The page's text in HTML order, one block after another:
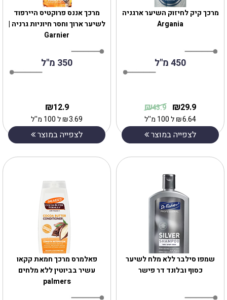
מרכך אננס פרוקטיס היירפוד
לשיער ארוך וחסר חיוניות גרניה |
Garnier
350 מ"ל
12.9
₪
3.69
₪ל 100 מ''ל
לצפייה במוצר
‎מרכך קיק לחיזוק השיער ארגניה
Argania
450 מ"ל
29.9
₪
43.9
₪
6.64
₪ל 100 מ''ל
לצפייה במוצר
‎פאלמרס מרכך חמאת קקאו
עשיר בביוטין ללא מלחים
palmers
שמפו סילבר ללא מלח לשיער
כסוף ובלונד דר פישר